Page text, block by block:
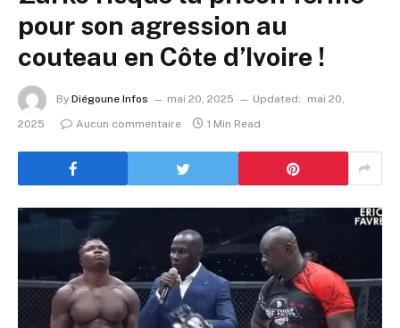
pour son agression au
couteau en Côte d’Ivoire !
By Diégoune Infos mai 20, 2025 Updated:
mai 20,
2025
Aucun commentaire 1 Min Read